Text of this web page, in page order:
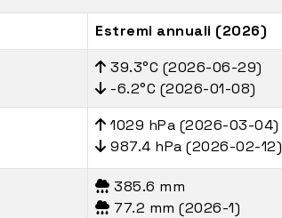
Estremi annuali (2026)
39.3°C (2026-06-29)
-6.2°C (2026-01-08)
1029 hPa (2026-03-04)
987.4 hPa (2026-02-12)
385.6 mm
77.2 mm (2026-1)